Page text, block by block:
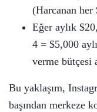
(Harcanan
Eğer aylık
4 = $5,000
verme bütçesi
Bu yaklaşım,
başından merkeze